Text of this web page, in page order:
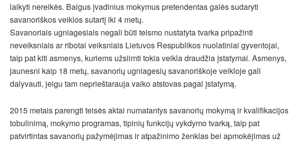
laikyti nereikės. Baigus įvadinius mokymus pretendentas galės sudaryti
savanoriškos veiklos sutartį iki 4 metų.
Savanoriais ugniagesiais negali būti teismo nustatyta tvarka pripažinti
neveiksniais ar ribotai veiksniais Lietuvos Respublikos nuolatiniai gyventojai,
taip pat kiti asmenys, kuriems užsiimti tokia veikla draudžia įstatymai. Asmenys,
jaunesni kaip 18 metų, savanorių ugniagesių savanoriškoje veikloje gali
dalyvauti, jeigu tam neprieštarauja vaiko atstovas pagal įstatymą.
2015 metais parengti teisės aktai numatantys savanorių mokymą ir kvalifikacijos
tobulinimą, mokymo programas, tipinių funkcijų vykdymo tvarką, taip pat
patvirtintas savanorių pažymėjimas ir atpažinimo ženklas bei apmokėjimas už